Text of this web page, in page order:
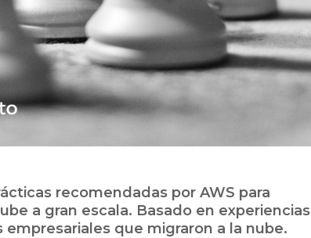
recomendadas por AWS para
a gran escala. Basado en experiencias
que migraron a la nube.